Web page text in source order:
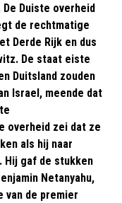
Duiste overheid
de rechtmatige
Derde Rijk en dus
De staat eiste
Duitsland zouden
Israel, meende dat
overheid zei dat ze
als hij naar
Hij gaf de stukken
Netanyahu,
van de premier